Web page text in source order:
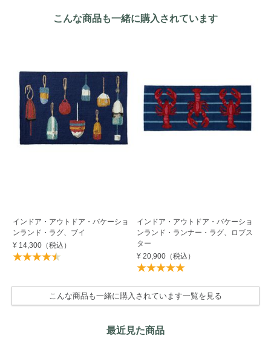
こんな商品も一緒に購入されています
インドア・アウトドア・バケーショ
ンランド・ラグ、ブイ
¥ 14,300（税込）
インドア・アウトドア・バケーショ
ンランド・ランナー・ラグ、ロブス
ター
¥ 20,900 （税込）
こんな商品も一緒に購入されています一覧を見る
最近見た商品